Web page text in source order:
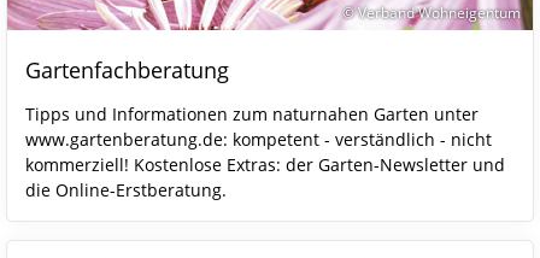
© Verband Wohneigentum
Gartenfachberatung
Tipps und Informationen zum naturnahen Garten unter
www.gartenberatung.de: kompetent - verständlich - nicht
kommerziell! Kostenlose Extras: der Garten-Newsletter und
die Online-Erstberatung.